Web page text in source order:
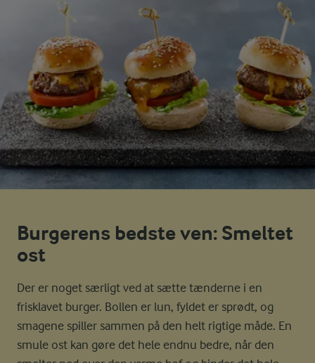
Burgerens bedste ven: Smeltet
ost
Der er noget særligt ved at sætte tænderne i en
frisklavet burger. Bollen er lun, fyldet er sprødt, og
smagene spiller sammen på den helt rigtige måde. En
smule ost kan gøre det hele endnu bedre, når den